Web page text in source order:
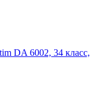
DA 6002, 34 класс,